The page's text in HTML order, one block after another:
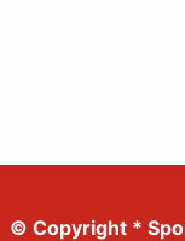
© Copyright *